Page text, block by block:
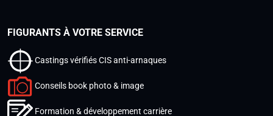
FIGURANTS À VOTRE SERVICE
Castings vérifiés CIS anti-arnaques
Conseils book photo & image
Formation & développement carrière